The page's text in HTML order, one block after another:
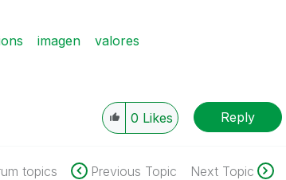
imagen valores
0 Likes Reply
topics Previous Topic Next Topic